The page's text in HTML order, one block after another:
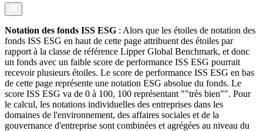
Notation des fonds ISS ESG : Alors que les étoiles de notation des
fonds ISS ESG en haut de cette page attribuent des étoiles par
rapport à la classe de référence Lipper Global Benchmark, et donc
un fonds avec un faible score de performance ISS ESG pourrait
recevoir plusieurs étoiles. Le score de performance ISS ESG en bas
de cette page représente une notation ESG absolue du fonds. Le
score ISS ESG va de 0 à 100, 100 représentant ""très bien"". Pour
le calcul, les notations individuelles des entreprises dans les
domaines de l'environnement, des affaires sociales et de la
gouvernance d'entreprise sont combinées et agrégées au niveau du